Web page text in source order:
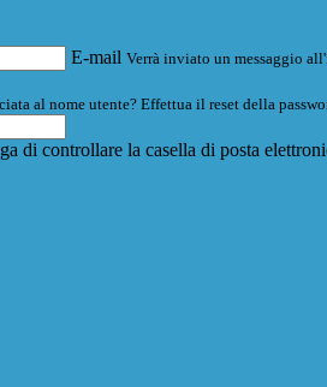
E-mail Verrà inviato un messaggio
al nome utente? Effettua il reset della
di controllare la casella di posta